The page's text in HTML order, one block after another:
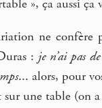
», ça aussi
ne confère
: je n’ai pas
... alors, pour
sur une table (on